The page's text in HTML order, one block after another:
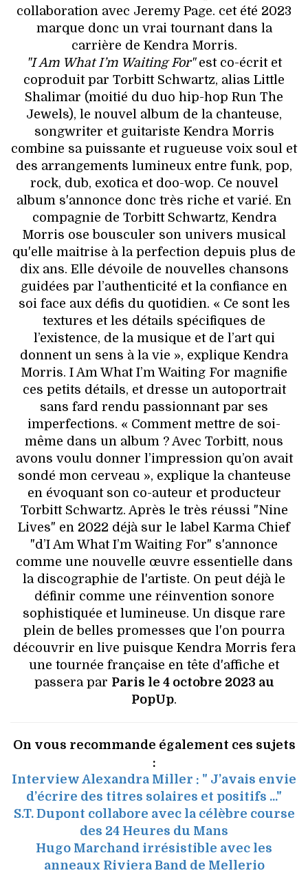
collaboration avec Jeremy Page. cet été 2023
marque donc un vrai tournant dans la
carrière de Kendra Morris.
"I Am What I’m Waiting For"est co-écrit et
coproduit par Torbitt Schwartz, alias Little
Shalimar (moitié du duo hip-hop Run The
Jewels), le nouvel album de la chanteuse,
songwriter et guitariste Kendra Morris
combine sa puissante et rugueuse voix soul et
des arrangements lumineux entre funk, pop,
rock, dub, exotica et doo-wop. Ce nouvel
album s'annonce donc très riche et varié. En
compagnie de Torbitt Schwartz, Kendra
Morris ose bousculer son univers musical
qu'elle maitrise à la perfection depuis plus de
dix ans. Elle dévoile de nouvelles chansons
guidées par l’authenticité et la confiance en
soi face aux défis du quotidien. « Ce sont les
textures et les détails spécifiques de
l’existence, de la musique et de l’art qui
donnent un sens à la vie », explique Kendra
Morris. I Am What I’m Waiting For magnifie
ces petits détails, et dresse un autoportrait
sans fard rendu passionnant par ses
imperfections. « Comment mettre de soi-
même dans un album ? Avec Torbitt, nous
avons voulu donner l’impression qu’on avait
sondé mon cerveau », explique la chanteuse
en évoquant son co-auteur et producteur
Torbitt Schwartz. Après le très réussi "Nine
Lives" en 2022 déjà sur le label Karma Chief
"d’I Am What I’m Waiting For" s'annonce
comme une nouvelle œuvre essentielle dans
la discographie de l'artiste. On peut déjà le
définir comme une réinvention sonore
sophistiquée et lumineuse. Un disque rare
plein de belles promesses que l'on pourra
découvrir en live puisque Kendra Morris fera
une tournée française en tête d'affiche et
passera par Paris le 4 octobre 2023 au
PopUp.
On vous recommande également ces sujets
:
Interview Alexandra Miller : " J’avais envie
d’écrire des titres solaires et positifs ..."
S.T. Dupont collabore avec la célèbre course
des 24 Heures du Mans
Hugo Marchand irrésistible avec les
anneaux Riviera Band de Mellerio